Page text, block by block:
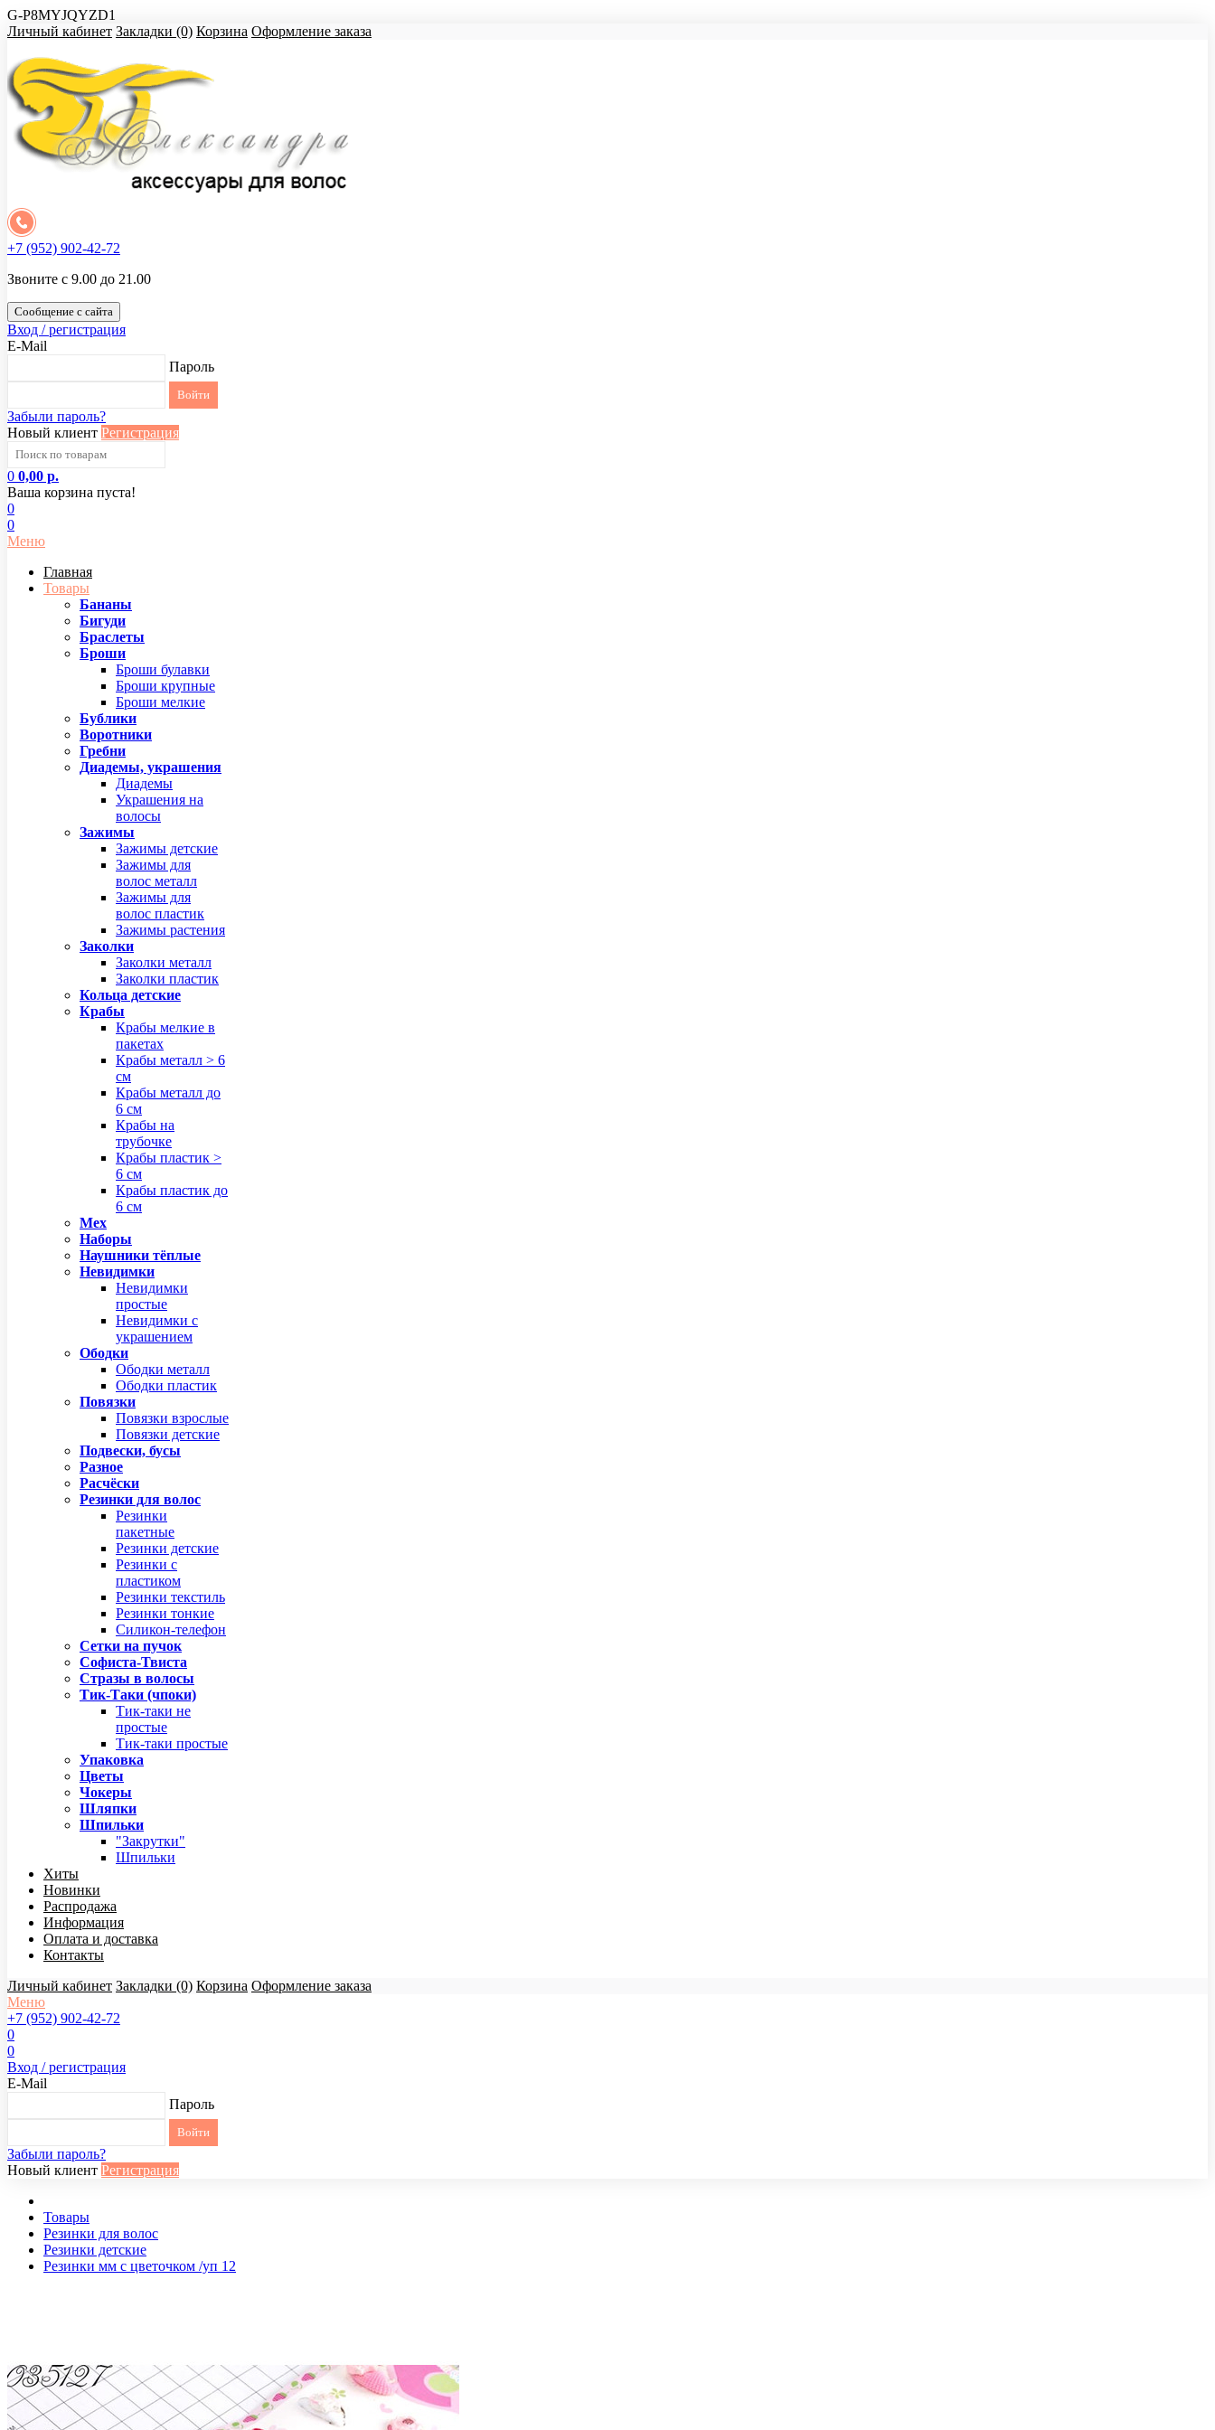
G-P8MYJQYZD1
Личный кабинет Закладки (0) Корзина Оформление заказа
+7 (952) 902-42-72
Звоните с 9.00 до 21.00
Сообщение с сайта
Вход / регистрация
E-Mail
Пароль
Забыли пароль?
Новый клиент Регистрация
0 0,00 р.
Ваша корзина пуста!
0
0
Меню
Главная
Товары
Бананы
Бигуди
Браслеты
Броши
Броши булавки
Броши крупные
Броши мелкие
Бублики
Воротники
Гребни
Диадемы, украшения
Диадемы
Украшения на
волосы
Зажимы
Зажимы детские
Зажимы для
волос металл
Зажимы для
волос пластик
Зажимы растения
Заколки
Заколки металл
Заколки пластик
Кольца детские
Крабы
Крабы мелкие в
пакетах
Крабы металл > 6
см
Крабы металл до
6 см
Крабы на
трубочке
Крабы пластик >
6 см
Крабы пластик до
6 см
Мех
Наборы
Наушники тёплые
Невидимки
Невидимки
простые
Невидимки с
украшением
Ободки
Ободки металл
Ободки пластик
Повязки
Повязки взрослые
Повязки детские
Подвески, бусы
Разное
Расчёски
Резинки для волос
Резинки
пакетные
Резинки детские
Резинки с
пластиком
Резинки текстиль
Резинки тонкие
Силикон-телефон
Сетки на пучок
Софиста-Твиста
Стразы в волосы
Тик-Таки (чпоки)
Тик-таки не
простые
Тик-таки простые
Упаковка
Цветы
Чокеры
Шляпки
Шпильки
"Закрутки"
Шпильки
Хиты
Новинки
Распродажа
Информация
Оплата и доставка
Контакты
Личный кабинет Закладки (0) Корзина Оформление заказа
Меню
+7 (952) 902-42-72
0
0
Вход / регистрация
E-Mail
Пароль
Забыли пароль?
Новый клиент Регистрация
Товары
Резинки для волос
Резинки детские
Резинки мм с цветочком /уп 12